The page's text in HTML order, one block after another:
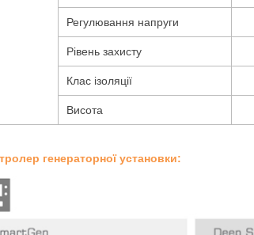
Регулювання напруги
Рівень захисту
Клас ізоляції
Висота
генераторної установки: